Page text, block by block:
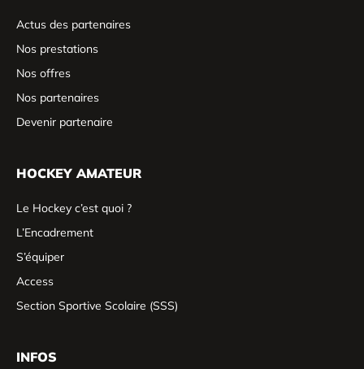
Actus des partenaires
Nos prestations
Nos offres
Nos partenaires
Devenir partenaire
HOCKEY AMATEUR
Le Hockey c’est quoi ?
L’Encadrement
S’équiper
Access
Section Sportive Scolaire (SSS)
INFOS